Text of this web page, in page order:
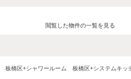
閲覧した物件の一覧を見る
板橋区+シャワールーム 板橋区+システムキッ